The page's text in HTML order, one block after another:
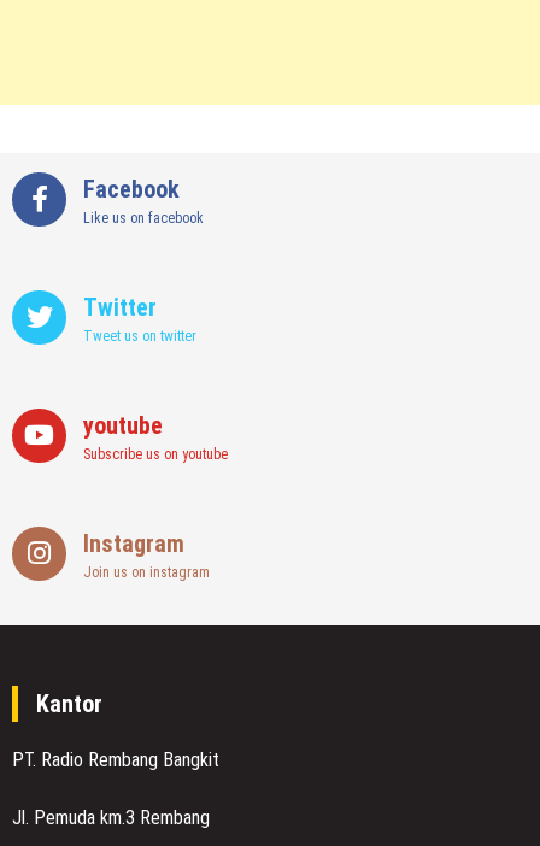
Facebook
Like us on facebook
Twitter
Tweet us on twitter
youtube
Subscribe us on youtube
Instagram
Join us on instagram
Kantor
PT. Radio Rembang Bangkit
Jl. Pemuda km.3 Rembang